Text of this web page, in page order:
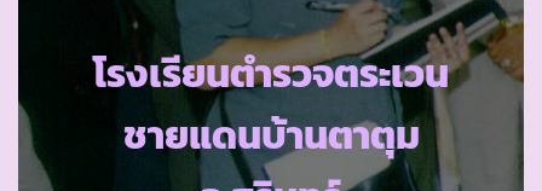
โรงเรียนตำรวจตระเวน
ชายแดนบ้านตาตุม